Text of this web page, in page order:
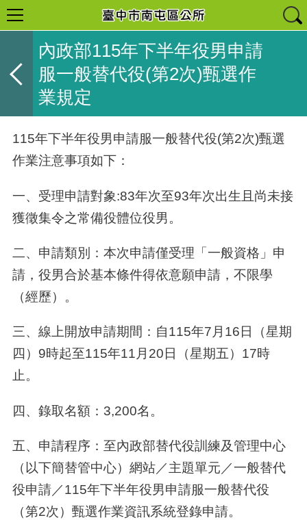
內政部115年下半年役男申請
服一般替代役(第2次)甄選作
業規定
115年下半年役男申請服一般替代役(第2次)甄選
作業注意事項如下：
一、受理申請對象:83年次至93年次出生且尚未接
獲徵集令之常備役體位役男。
二、申請類別：本次申請僅受理「一般資格」申
請，役男合於基本條件得依意願申請，不限學
（經歷）。
三、線上開放申請期間：自115年7 月 16日（星期
四） 9時起至115年11 月 20日（星期五） 17時
止。
四、錄取名額： 3,200名。
五、申請程序：至內政部替代役訓練及管理中心
（以下簡替管中心）網站／主題單元／一般替代
役申請／115年下半年役男申請服一般替代役
（第2次）甄選作業資訊系統登錄申請。